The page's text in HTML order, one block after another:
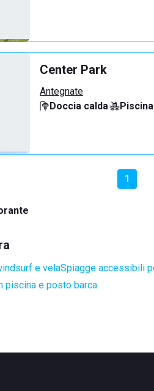
Center Park
Antegnate
Doccia calda· Piscina
1
e velaSpiagge accessibili
piscina e posto barca